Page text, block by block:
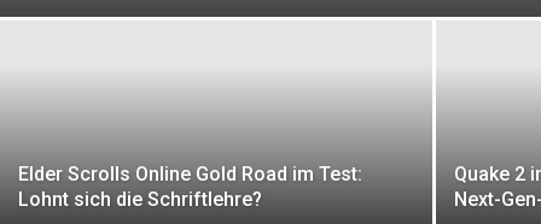
Elder Scrolls Online Gold Road im Test:
Lohnt sich die Schriftlehre?
Quake 2
Next-